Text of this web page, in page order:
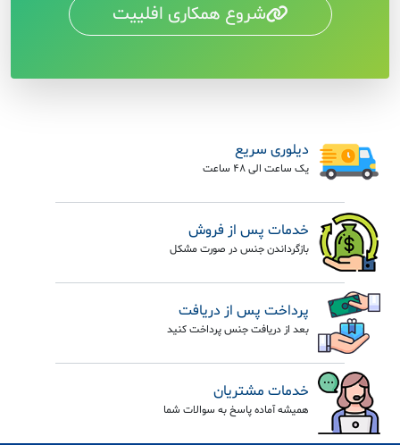
شروع همکاری افلییت
دیلوری سریع
یک ساعت الی 48 ساعت
خدمات پس از فروش
بازگرداندن جنس در صورت مشکل
پرداخت پس از دریافت
بعد از دریافت جنس پرداخت کنید
خدمات مشتریان
همیشه آماده پاسخ به سوالات شما